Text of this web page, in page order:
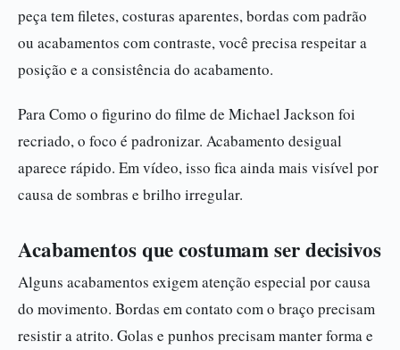
peça tem filetes, costuras aparentes, bordas com padrão
ou acabamentos com contraste, você precisa respeitar a
posição e a consistência do acabamento.
Para Como o figurino do filme de Michael Jackson foi
recriado, o foco é padronizar. Acabamento desigual
aparece rápido. Em vídeo, isso fica ainda mais visível por
causa de sombras e brilho irregular.
Acabamentos que costumam ser decisivos
Alguns acabamentos exigem atenção especial por causa
do movimento. Bordas em contato com o braço precisam
resistir a atrito. Golas e punhos precisam manter forma e